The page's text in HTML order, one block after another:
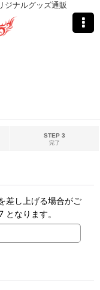
ジナルグッズ通販
STEP 3
完了
差し上げる場合がご
なります。